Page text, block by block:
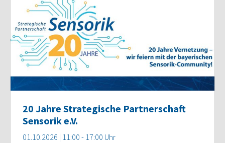
20 Jahre Strategische Partnerschaft
Sensorik e.V.
01.10.2026 | 11:00 - 17:00 Uhr